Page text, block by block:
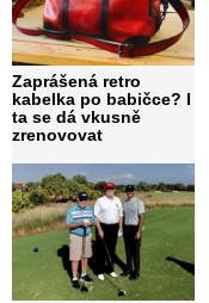
Zaprášená retro
kabelka po babičce? I
ta se dá vkusně
zrenovovat